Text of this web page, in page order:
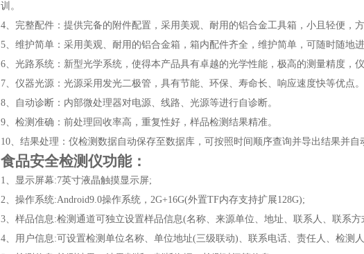
训。
4、完整配件：提供完备的附件配置，采用美观、耐用的铝合金工具箱，小且轻便，
5、维护简单：采用美观、耐用的铝合金箱，箱内配件齐全，维护简单，可随时随地进
6、光路系统：新型光学系统，使得本产品具有卓越的光学性能，极高的测量精度，
7、仪器光源：光源采用发光二极管，具有节能、环保、寿命长、响应速度快等优点。
8、自动诊断：内部微处理器对电源、线路、光源等进行自诊断。
9、检测准确：前处理回收率高，重复性好，样品检测结果精准。
10、结果处理：仪检测数据自动保存至数据库，可按照时间顺序查询并导出结果并
食品安全检测仪功能：
1、显示屏幕:7英寸液晶触摸显示屏;
2、操作系统:Android9.0操作系统，2G+16G(外置TF内存支持扩展128G);
3、样品信息:检测通道可独立设置样品信息(名称、来源单位、地址、联系人、联系方
4、用户信息:可设置检测单位名称、单位地址(三级联动)、联系电话、责任人、检测